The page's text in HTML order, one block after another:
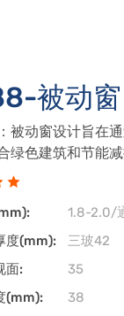
被动窗
被动窗设计旨在
绿色建筑和节能
以减少热量的传
1.8-2.0/
度(mm):
三玻42
面:
35
(mm):
38